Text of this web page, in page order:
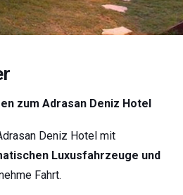
zum Adrasan Deniz Hotel
Deniz Hotel mit
Luxusfahrzeuge und
Fahrt.